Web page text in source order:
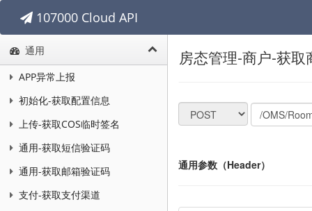
107000 Cloud API
通用
APP异常上报
初始化-获取配置信息
上传-获取COS临时签名
通用-获取短信验证码
通用-获取邮箱验证码
支付-获取支付渠道
房态管理-商户-获取
通用参数（Header）